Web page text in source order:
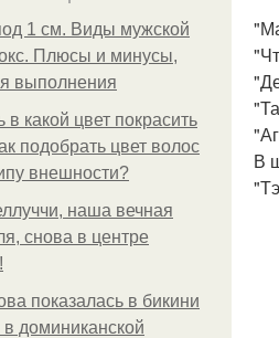
1 см. Виды мужской
Плюсы и минусы,
выполнения
в какой цвет покрасить
подобрать цвет волос
внешности?
наша вечная
снова в центре
показалась в бикини
доминиканской
В